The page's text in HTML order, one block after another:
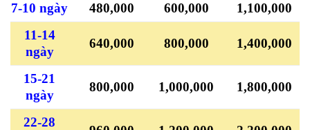
7-10 ngày
480,000 600,000
1,100,000
11-14
ngày
640,000 800,000 1,400,000
15-21
ngày
800,000 1,000,000 1,800,000
22-28